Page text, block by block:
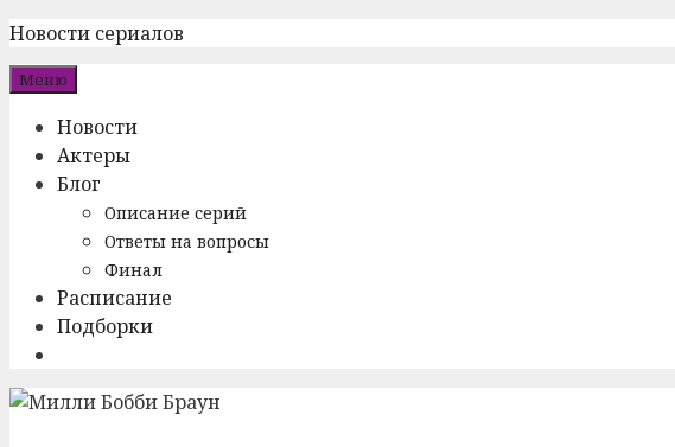
Перейти
к
содержимому
Новости сериалов
Меню
Новости
Актеры
Блог
Описание серий
Ответы на вопросы
Финал
Расписание
Подборки